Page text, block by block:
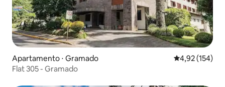
Apartamento ⋅ Gramado 4,92 de uma
4,92 (154)
Flat 305 - Gramado